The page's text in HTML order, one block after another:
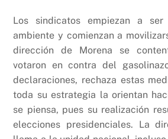
Los sindicatos empiezan a
ambiente y comienzan a
dirección de Morena se
votaron en contra del
declaraciones, rechaza estas
toda su estrategia la orientan
se piensa, pues su realización
elecciones presidenciales. La